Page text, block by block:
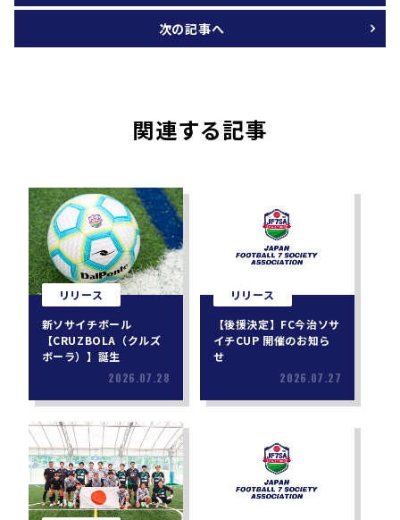
次の記事へ
関連する記事
リリース
新ソサイチボール
【CRUZBOLA（クルズ
ボーラ）】誕生
2026.07.28
リリース
【後援決定】FC今治ソサ
イチCUP 開催のお知ら
せ
2026.07.27